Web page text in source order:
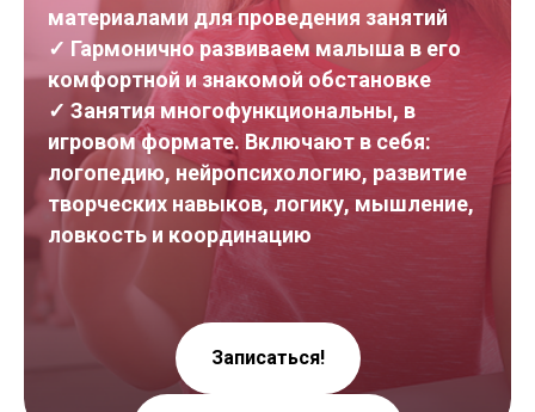
материалами для проведения занятий
✓ Гармонично развиваем малыша в его
комфортной и знакомой обстановке
✓ Занятия многофункциональны, в
игровом формате. Включают в себя:
логопедию, нейропсихологию, развитие
творческих навыков, логику, мышление,
ловкость и координацию
Записаться!